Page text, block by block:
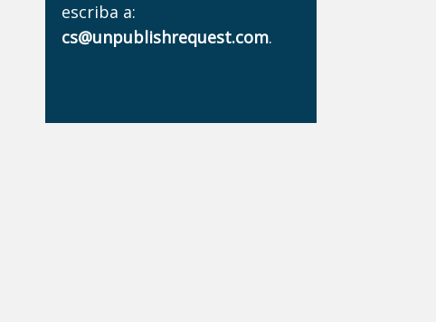
escriba a:
cs@unpublishrequest.com.